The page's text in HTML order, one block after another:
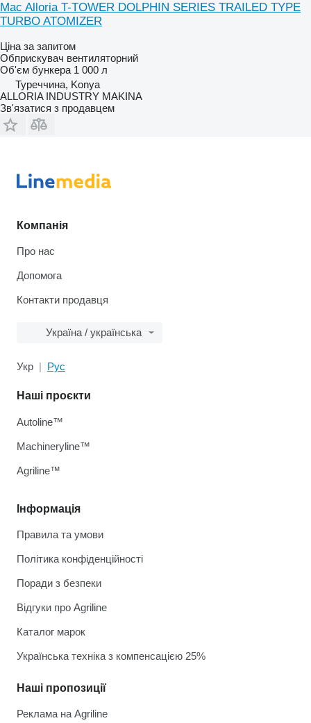
Mac Alloria T-TOWER DOLPHIN SERIES TRAILED TYPE
TURBO ATOMIZER
Ціна за запитом
Обприскувач вентиляторний
Об'єм бункера 1 000 л
Туреччина, Konya
ALLORIA INDUSTRY MAKINA
Зв'язатися з продавцем
Компанія
Про нас
Допомога
Контакти продавця
Україна / українська
Укр Рус
Інформація
Правила та умови
Політика конфіденційності
Поради з безпеки
Відгуки про Agriline
Каталог марок
Українська техніка з компенсацією 25%
Наші пропозиції
Реклама на Agriline
Наші проєкти
Autoline™
Machineryline™
Agriline™